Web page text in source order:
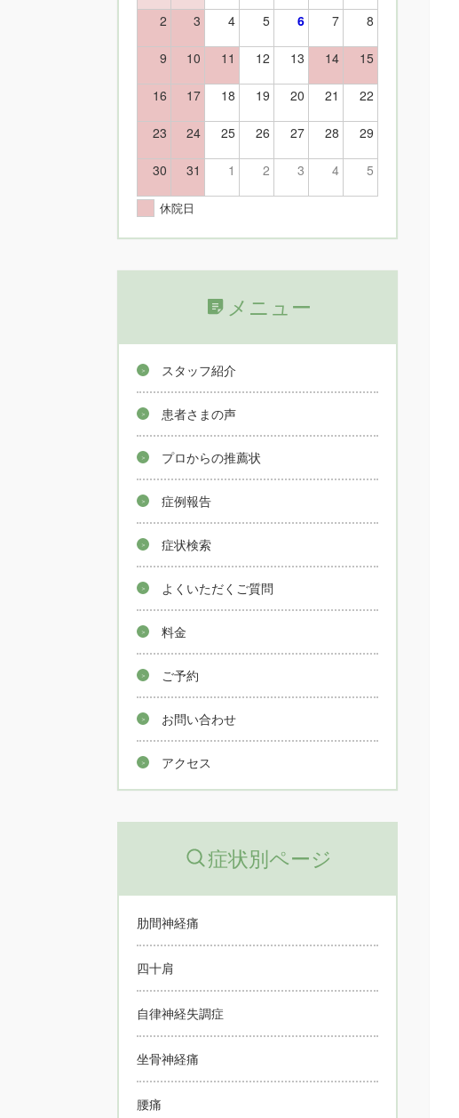
2 3 4 5 6 7 8
9 10 11 12 13 14 15
16 17 18 19 20 21 22
23 24 25 26 27 28 29
30 31 1 2 3 4 5
休院日
メニュー
スタッフ紹介
患者さまの声
プロからの推薦状
症例報告
症状検索
よくいただくご質問
料金
ご予約
お問い合わせ
アクセス
症状別ページ
肋間神経痛
四十肩
自律神経失調症
坐骨神経痛
腰痛